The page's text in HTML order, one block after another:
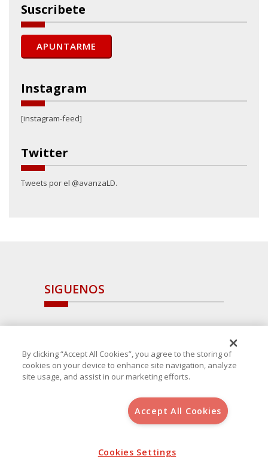
Suscribete
Instagram
[instagram-feed]
Twitter
Tweets por el @avanzaLD.
SIGUENOS
, S.L.U.(B-64405731) c/ San Norberto
Aviso Legal
Política de Cookies
By clicking “Accept All Cookies”, you agree to the storing of
cookies on your device to enhance site navigation, analyze
site usage, and assist in our marketing efforts.
Accept All Cookies
Cookies Settings